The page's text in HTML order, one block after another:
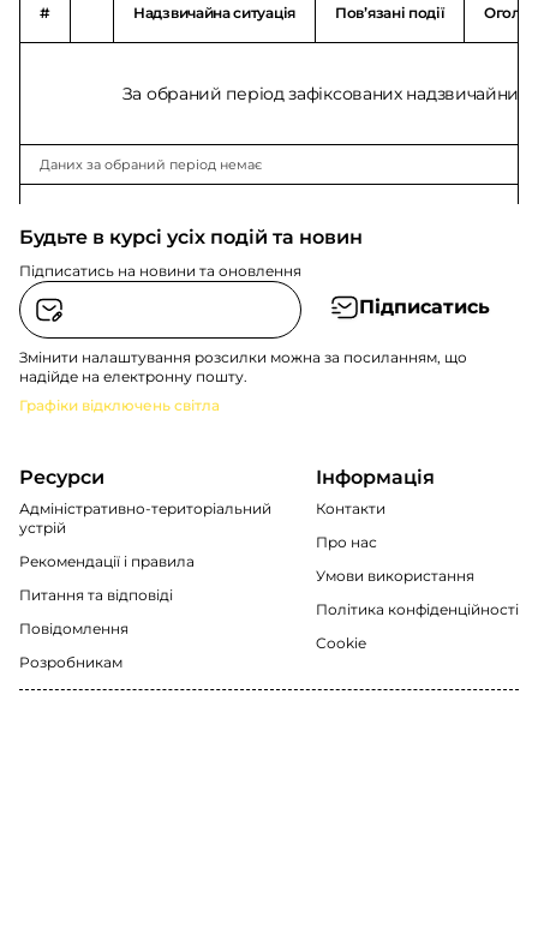
# Надзвичайна ситуація Повʼязані події
За обраний період зафіксованих надзвичайних
Даних за обраний період немає
Будьте в курсі усіх подій та новин
Підписатись на новини та оновлення
Підписатись
Змінити налаштування розсилки можна за посиланням, що
надійде на електронну пошту.
Графіки відключень світла
Ресурси
Адміністративно-територіальний
устрій
Рекомендації i правила
Питання та відповіді
Повідомлення
Розробникам
Інформація
Контакти
Про нас
Умови використання
Політика конфіденційності
Cookie